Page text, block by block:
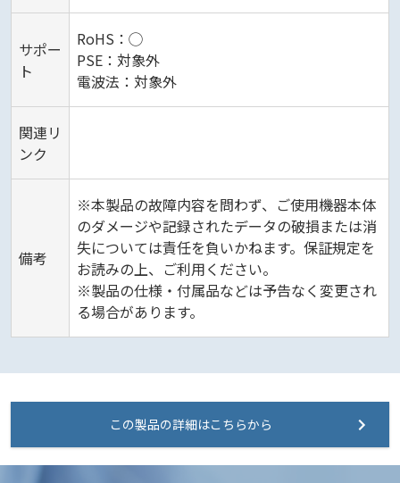
サポー
ト
RoHS：◯
PSE：対象外
電波法：対象外
関連リ
ンク
備考
※本製品の故障内容を問わず、ご使用機器本体
のダメージや記録されたデータの破損または消
失については責任を負いかねます。保証規定を
お読みの上、ご利用ください。
※製品の仕様・付属品などは予告なく変更され
る場合があります。
この製品の詳細はこちらから